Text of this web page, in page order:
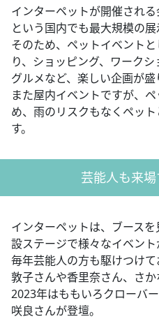
インターペットが開催され
という国内でも最大規模の展
そのため、ペットイベント
り、ショッピング、ワーク
グルメなど、楽しい企画が盛
また屋内イベントですが、
め、雨のリスクもなくペッ
す。
芸能人も来
インターペットは、ブース
設ステージで様々なイベント
毎年芸能人の方も駆けつけ
敦子さんや香里奈さん、さか
2023年はももいろクローバ
咲良さんが登壇。